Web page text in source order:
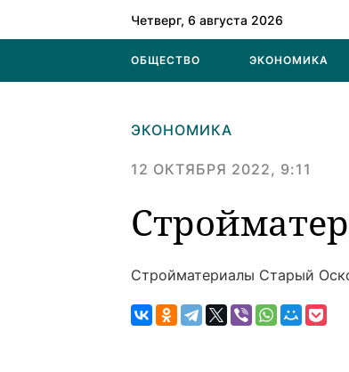
Четверг, 6 августа 2026
ОБЩЕСТВО ЭКОНОМИКА
ЭКОНОМИКА
12 ОКТЯБРЯ 2022, 9:11
Стройматериалы Старый